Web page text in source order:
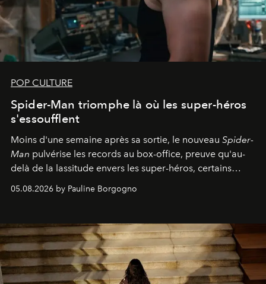
POP CULTURE
Spider-Man triomphe là où les super-héros
s'essoufflent
Moins d'une semaine après sa sortie, le nouveau Spider-
Man pulvérise les records au box-office, preuve qu'au-
delà de la lassitude envers les super-héros, certains
personnages continuent de susciter une ferveur intacte.
05.08.2026 by Pauline Borgogno